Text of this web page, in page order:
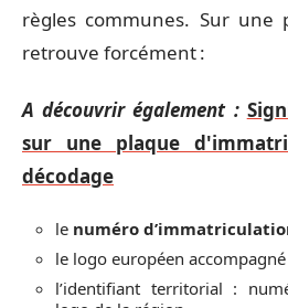
règles communes. Sur une
retrouve forcément :
A découvrir également :
sur une plaque
décodage
le numéro
le logo européen accompagné
l’identifiant territorial :